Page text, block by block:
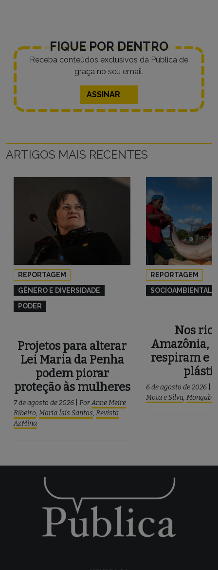
FIQUE POR DENTRO
Receba conteúdos exclusivos da Pública de
graça no seu email.
ASSINAR
ARTIGOS MAIS RECENTES
REPORTAGEM
GÊNERO E DIVERSIDADE
PODER
Projetos para alterar
Lei Maria da Penha
podem piorar
proteção às mulheres
7 de agosto de 2026 PorAnne Meire
Ribeiro, Maria Ísis Santos, Revista
AzMina
REPORTAGEM
SOCIOAMBIENTAL
Nos
Amazônia,
respiram e
6 de agosto de 2026
Mota e Silva,